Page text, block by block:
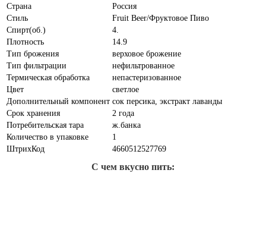
Страна
Россия
Стиль
Fruit Beer/Фруктовое Пиво
Спирт(об.)
4.
Плотность
14.9
Тип брожения
верховое брожение
Тип фильтрации
нефильтрованное
Термическая обработка
непастеризованное
Цвет
светлое
Дополнительный компонент сок персика, экстракт лаванды
Срок хранения
2 года
Потребительская тара
ж.банка
Количество в упаковке
1
ШтрихКод
4660512527769
С чем вкусно пить: